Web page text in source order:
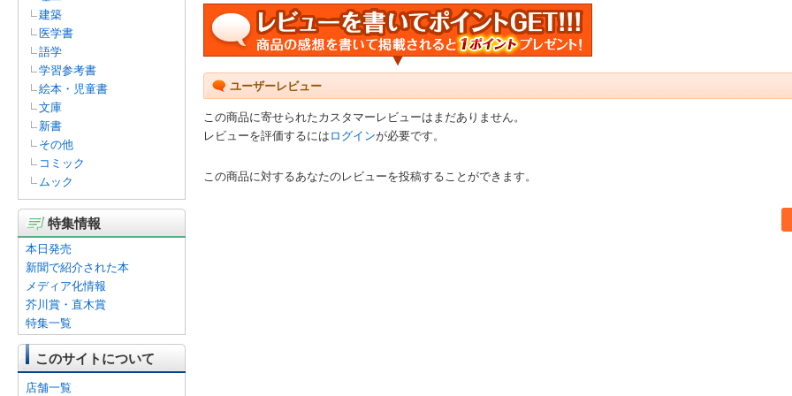
建築
医学書
語学
学習参考書
絵本・児童書
文庫
新書
その他
コミック
ムック
特集情報
本日発売
新聞で紹介された本
メディア化情報
芥川賞・直木賞
特集一覧
このサイトについて
店舗一覧
ユーザーレビュー
この商品に寄せられたカスタマーレビューはまだありません。
レビューを評価するには ログインが必要です。
この商品に対するあなたのレビューを投稿することができます。